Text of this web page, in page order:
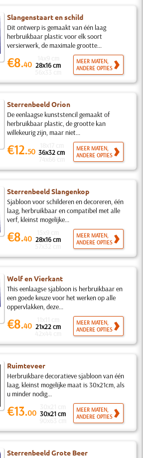
Slangenstaart en schild
Dit ontwerp is gemaakt van één laag
herbruikbaar plastic voor elk soort
versierwerk, de maximale grootte...
€8.40 28x16 cm
MEER MATEN,
ANDERE OPTIES
Sterrenbeeld Orion
De eenlaagse kunststencil gemaakt of
herbruikbaar plastic, de grootte kan
willekeurig zijn, maar niet...
€12.50 36x32 cm
MEER MATEN,
ANDERE OPTIES
Sterrenbeeld Slangenkop
Sjabloon voor schilderen en decoreren, één
laag, herbruikbaar en compatibel met alle
verf, kleinst mogelijke...
€8.40 28x16 cm
MEER MATEN,
ANDERE OPTIES
Wolf en Vierkant
This eenlaagse sjabloon is herbruikbaar en
een goede keuze voor het werken op alle
oppervlakken, deze...
€8.40 21x22 cm
MEER MATEN,
ANDERE OPTIES
Ruimteveer
Herbruikbare decoratieve sjabloon van één
laag, kleinst mogelijke maat is 30x21cm, als
u minder nodig...
€13.00 30x21 cm
MEER MATEN,
ANDERE OPTIES
Sterrenbeeld Grote Beer